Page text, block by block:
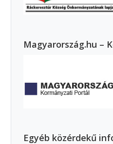
Magyarország.hu –
Egyéb közérdekű